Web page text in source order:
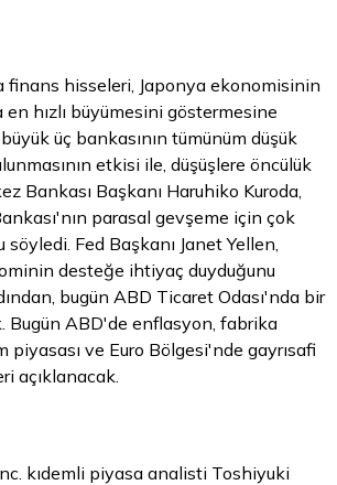
finans hisseleri, Japonya ekonomisinin
hızlı büyümesini göstermesine
üç bankasının tümünüm düşük
etkisi ile, düşüşlere öncülük
Bankası Başkanı Haruhiko Kuroda,
parasal gevşeme için çok
Fed Başkanı Janet Yellen,
desteğe ihtiyaç duyduğunu
bugün ABD Ticaret Odası'nda bir
Bugün ABD'de enflasyon, fabrika
ve Euro Bölgesi'nde gayrısafi
açıklanacak.
kıdemli piyasa analisti Toshiyuki